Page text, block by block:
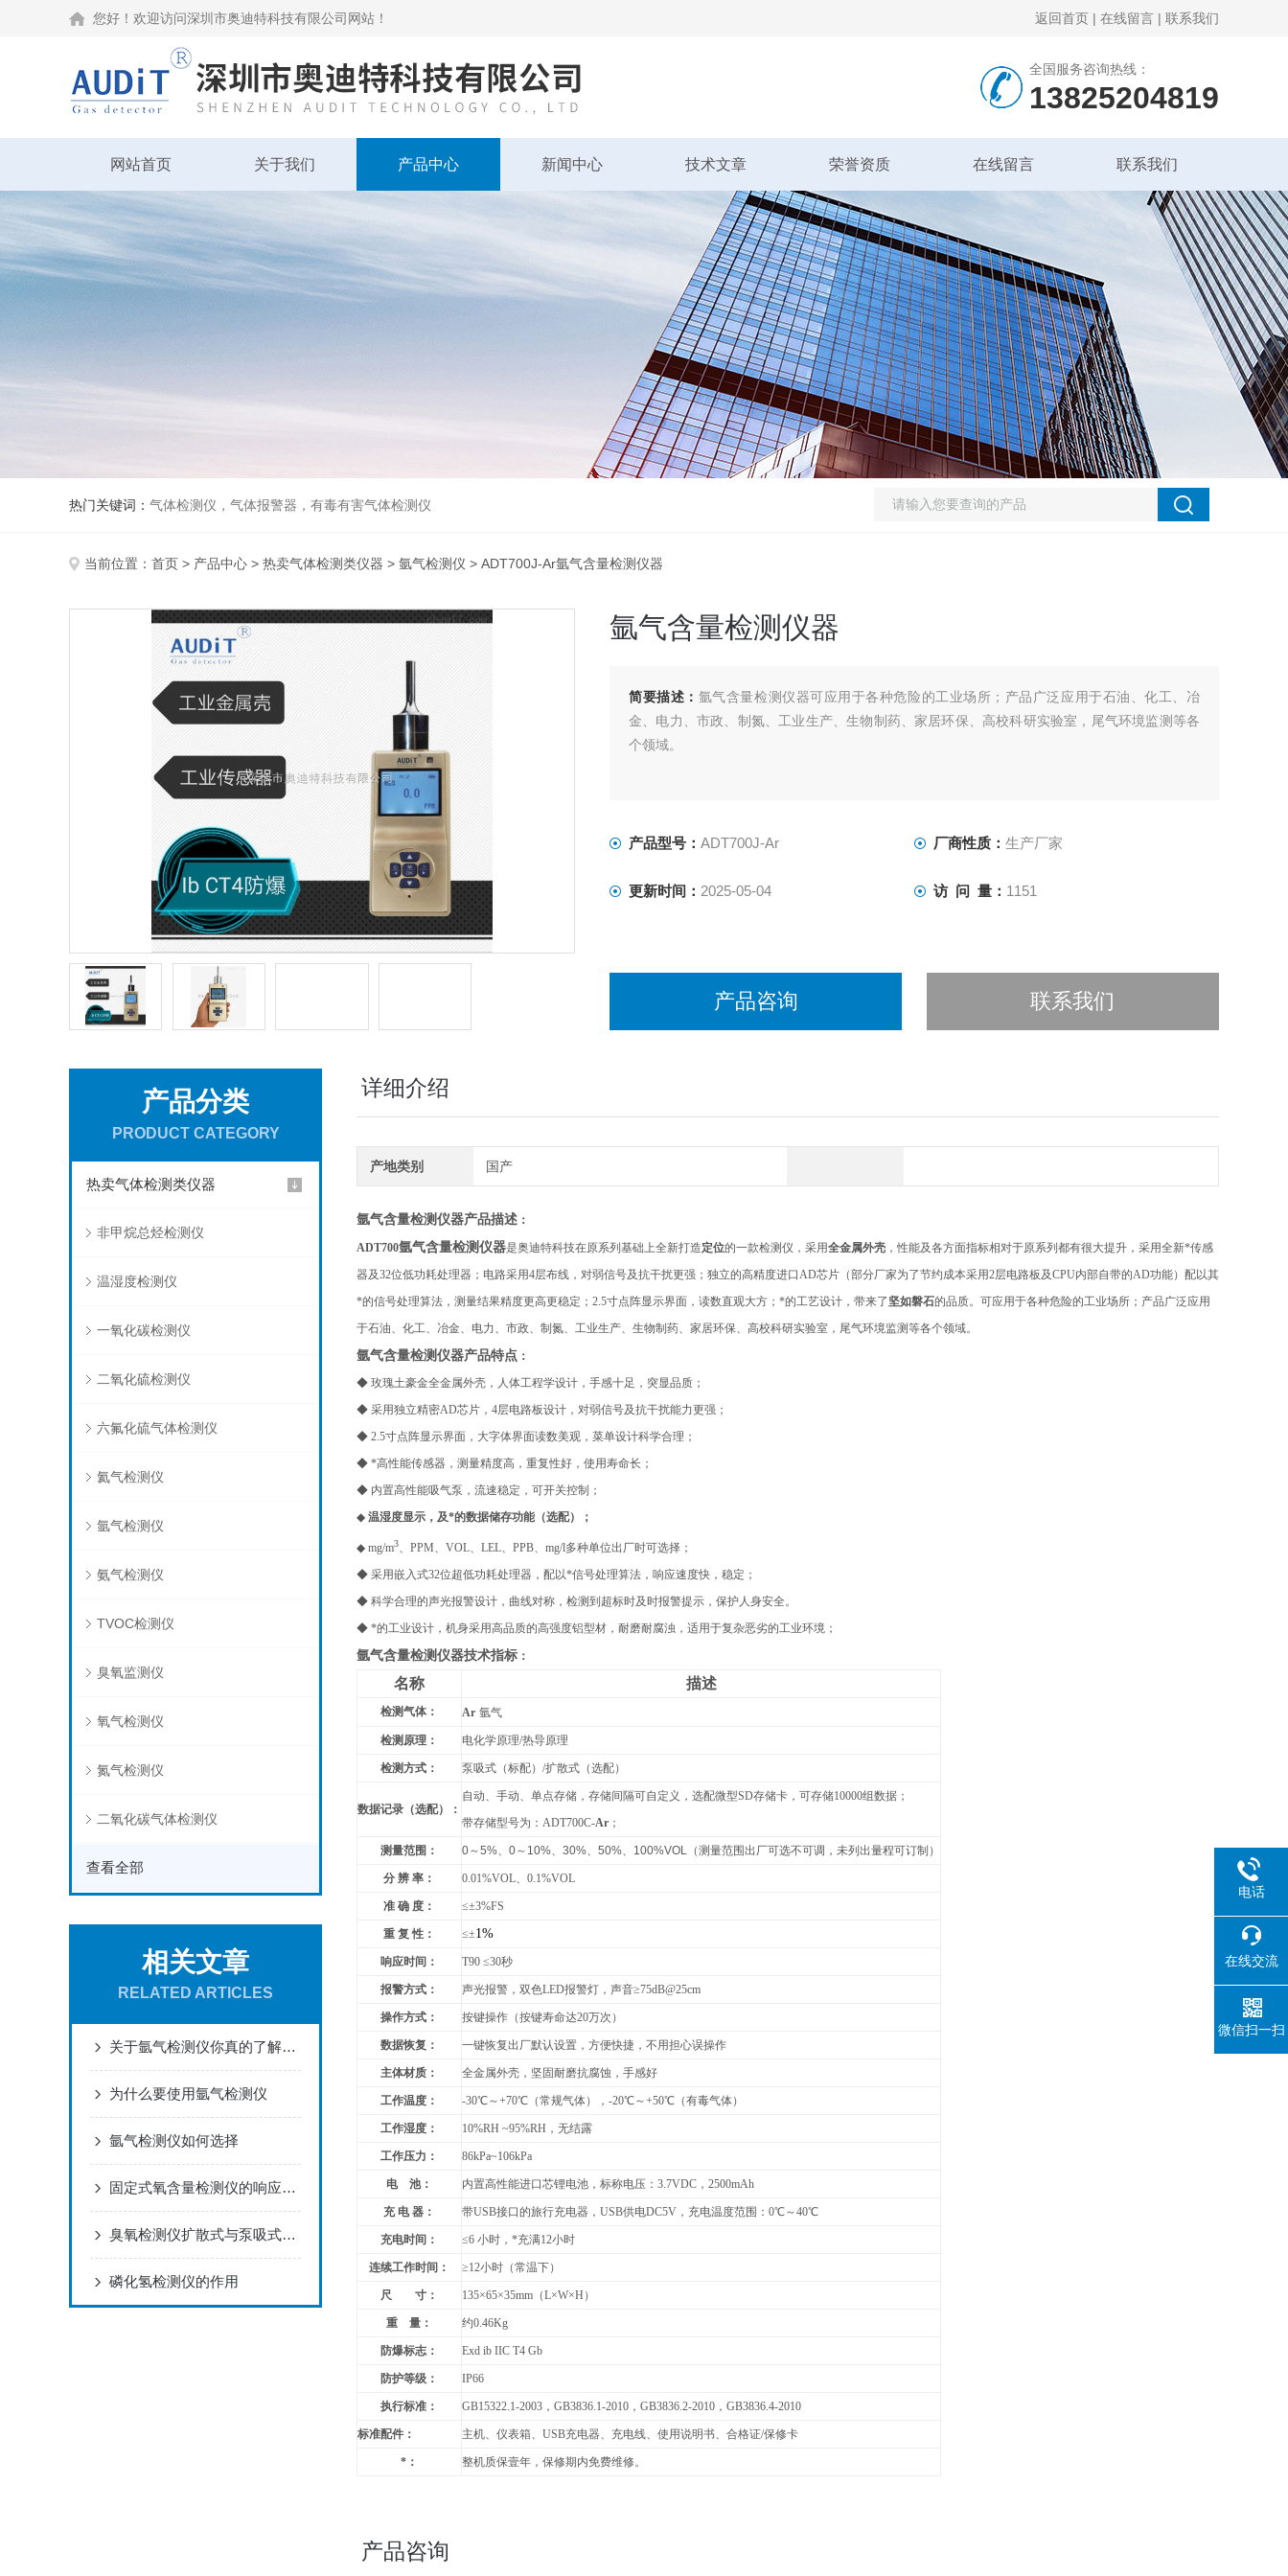
您好！欢迎访问深圳市奥迪特科技有限公司网站！ 返回首页 | 在线留言 | 联系我们
全国服务咨询热线：
13825204819
网站首页 关于我们 产品中心 新闻中心 技术文章 荣誉资质 在线留言 联系我们
热门关键词： 气体检测仪，气体报警器，有毒有害气体检测仪
当前位置： 首页 > 产品中心 > 热卖气体检测类仪器 > 氩气检测仪 > ADT700J-Ar氩气含量检测仪器
氩气含量检测仪器
简要描述： 氩气含量检测仪器可应用于各种危险的工业场所；产品广泛应用于石油、化工、冶
金、电力、市政、制氮、工业生产、生物制药、家居环保、高校科研实验室，尾气环境监测等各
个领域。
产品型号： ADT700J-Ar 厂商性质： 生产厂家
更新时间： 2025-05-04 访 问 量： 1151
产品咨询 联系我们
产品分类
PRODUCT CATEGORY
热卖气体检测类仪器
非甲烷总烃检测仪
温湿度检测仪
一氧化碳检测仪
二氧化硫检测仪
六氟化硫气体检测仪
氦气检测仪
氩气检测仪
氨气检测仪
TVOC检测仪
臭氧监测仪
氧气检测仪
氮气检测仪
二氧化碳气体检测仪
查看全部
相关文章
RELATED ARTICLES
关于氩气检测仪你真的了解吗？
为什么要使用氩气检测仪
氩气检测仪如何选择
固定式氧含量检测仪的响应时间和采样频率有何关联？
臭氧检测仪扩散式与泵吸式的区别
磷化氢检测仪的作用
详细介绍
产地类别 国产
氩气含量检测仪器产品描述 ：
ADT700氩气含量检测仪器是奥迪特科技在原系列基础上全新打造定位的一款检测仪，采用全金属外壳 ，性能及各方面指标相对于原系列都有很大提升，采用全新*传感
器及32位低功耗处理器；电路采用4层布线，对弱信号及抗干扰更强；独立的高精度进口AD芯片（部分厂家为了节约成本采用2层电路板及CPU内部自带的AD功能）配以其
*的信号处理算法，测量结果精度更高更稳定；2.5寸点阵显示界面，读数直观大方；*的工艺设计，带来了 坚如磐石的品质。可应用于各种危险的工业场所；产品广泛应用
于石油、化工、冶金、电力、市政、制氮、工业生产、生物制药、家居环保、高校科研实验室，尾气环境监测等各个领域。
氩气含量检测仪器产品特点 ：
◆ 玫瑰土豪金全金属外壳，人体工程学设计，手感十足，突显品质；
◆ 采用独立精密AD芯片，4层电路板设计，对弱信号及抗干扰能力更强；
◆ 2.5寸点阵显示界面，大字体界面读数美观，菜单设计科学合理；
◆ *高性能传感器，测量精度高，重复性好，使用寿命长；
◆ 内置高性能吸气泵，流速稳定，可开关控制；
◆ 温湿度显示，及*的数据储存功能（选配）；
◆ mg/m3、PPM、VOL、LEL、PPB、mg/l多种单位出厂时可选择；
◆ 采用嵌入式32位超低功耗处理器，配以*信号处理算法，响应速度快，稳定；
◆ 科学合理的声光报警设计，曲线对称，检测到超标时及时报警提示，保护人身安全。
◆ *的工业设计，机身采用高品质的高强度铝型材，耐磨耐腐浊，适用于复杂恶劣的工业环境；
氩气含量检测仪器技术指标 ：
名称 描述
检测气体： Ar 氩气
检测原理： 电化学原理/热导原理
检测方式： 泵吸式（标配）/扩散式（选配）
数据记录（选配）：
自动、手动、单点存储，存储间隔可自定义，选配微型SD存储卡，可存储10000组数据；
带存储型号为：ADT700C-Ar ；
测量范围： 0～5%、 0～ 10%、 30%、 50%、 100%VOL （测量范围出厂可选不可调，未列出量程可订制）
分 辨 率： 0.01%VOL、0.1%VOL
准 确 度： ≤±3%FS
重 复 性： ≤±1%
响应时间： T90 ≤30秒
报警方式： 声光报警，双色LED报警灯，声音≥75dB@25cm
操作方式： 按键操作（按键寿命达20万次）
数据恢复： 一键恢复出厂默认设置，方便快捷，不用担心误操作
主体材质： 全金属外壳 ，坚固耐磨抗腐蚀，手感好
工作温度： -30℃～+70℃（常规气体），-20℃～+50℃（有毒气体）
工作湿度： 10%RH ~95%RH ，无结露
工作压力： 86kPa~106kPa
电 池： 内置高性能进口芯锂电池，标称电压：3.7VDC，2500mAh
充 电 器： 带USB接口的旅行充电器，USB供电DC5V，充电温度范围： 0℃～40℃
充电时间： ≤6 小时，*充满12小时
连续工作时间： ≥12小时（常温下）
尺 寸： 135×65×35mm（L×W×H）
重 量： 约0.46Kg
防爆标志： Exd ib IIC T4 Gb
防护等级： IP66
执行标准： GB15322.1-2003 ，GB3836.1-2010，GB3836.2-2010，GB3836.4-2010
标准配件： 主机、仪表箱、USB充电器、充电线、使用说明书、合格证/保修卡
*： 整机质保壹年，保修期内免费维修。
产品咨询
电话
在线交流
微信扫一扫